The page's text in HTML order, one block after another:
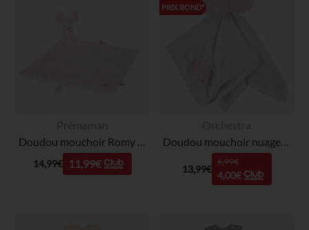
14,99€ 11,99€
PRIX ROND*
13,99€
6,99€
4,00€